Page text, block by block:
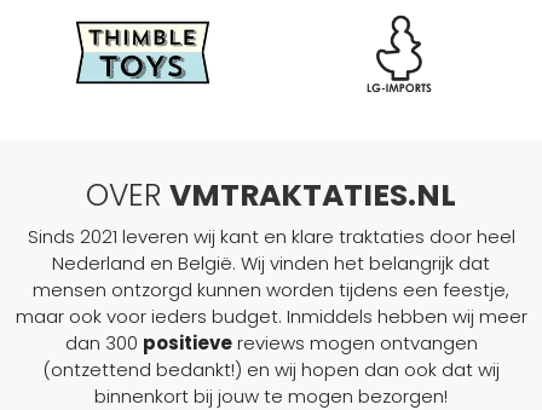
OVER VMTRAKTATIES.NL
Sinds 2021 leveren wij kant en klare traktaties door heel
Nederland en België. Wij vinden het belangrijk dat
mensen ontzorgd kunnen worden tijdens een feestje,
maar ook voor ieders budget. Inmiddels hebben wij meer
dan 300 positievereviews mogen ontvangen
(ontzettend bedankt!) en wij hopen dan ook dat wij
binnenkort bij jouw te mogen bezorgen!